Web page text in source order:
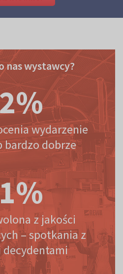
nas wystawcy?
wydarzenie
bardzo dobrze
z jakości
– spotkania z
decydentami